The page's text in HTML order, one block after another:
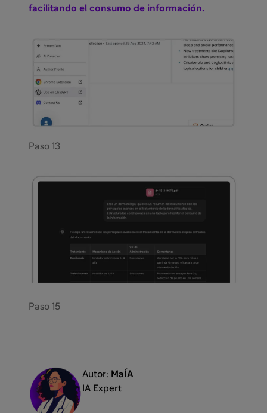
facilitando el consumo de información.
Paso 13
Paso 15
Autor: MaÍA
IA Expert